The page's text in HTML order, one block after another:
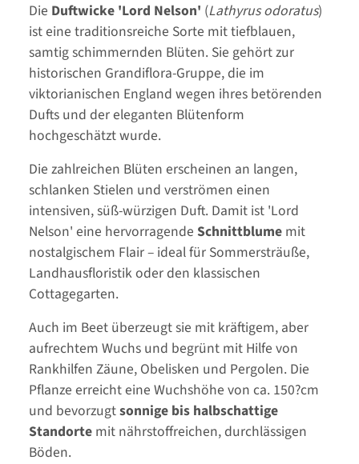
Die Duftwicke 'Lord Nelson' (Lathyrus odoratus)
ist eine traditionsreiche Sorte mit tiefblauen,
samtig schimmernden Blüten. Sie gehört zur
historischen Grandiflora-Gruppe, die im
viktorianischen England wegen ihres betörenden
Dufts und der eleganten Blütenform
hochgeschätzt wurde.
Die zahlreichen Blüten erscheinen an langen,
schlanken Stielen und verströmen einen
intensiven, süß-würzigen Duft. Damit ist 'Lord
Nelson' eine hervorragende Schnittblume mit
nostalgischem Flair – ideal für Sommersträuße,
Landhausfloristik oder den klassischen
Cottagegarten.
Auch im Beet überzeugt sie mit kräftigem, aber
aufrechtem Wuchs und begrünt mit Hilfe von
Rankhilfen Zäune, Obelisken und Pergolen. Die
Pflanze erreicht eine Wuchshöhe von ca. 150?cm
und bevorzugtsonnige bis halbschattige
Standorte mit nährstoffreichen, durchlässigen
Böden.